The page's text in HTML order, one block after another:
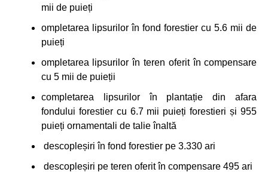
mii de puieți
ompletarea lipsurilor în fond forestier cu 5.6 mii de
puieți
ompletarea lipsurilor în teren oferit în compensare
cu 5 mii de puieții
completarea lipsurilor în plantație din afara
fondului forestier cu 6.7 mii puieți forestieri și 955
puieți ornamentali de talie înaltă
descopleșiri în fond forestier pe 3.330 ari
descopleșiri pe teren oferit în compensare 495 ari